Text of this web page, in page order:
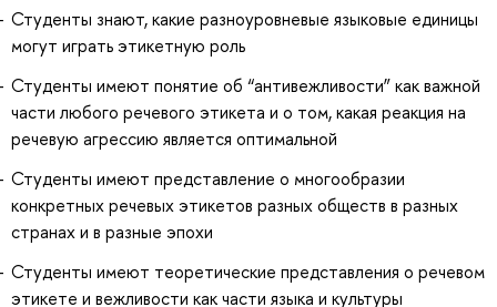
Студенты знают, какие разноуровневые языковые единицы
могут играть этикетную роль
Студенты имеют понятие об “антивежливости” как важной
части любого речевого этикета и о том, какая реакция на
речевую агрессию является оптимальной
Студенты имеют представление о многообразии
конкретных речевых этикетов разных обществ в разных
странах и в разные эпохи
Студенты имеют теоретические представления о речевом
этикете и вежливости как части языка и культуры